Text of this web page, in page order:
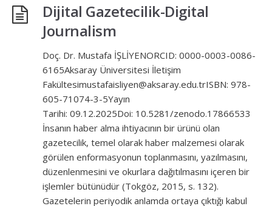
Dijital Gazetecilik-Digital
Journalism
Doç. Dr. Mustafa İŞLİYENORCID: 0000-0003-0086-
6165Aksaray Üniversitesi İletişim
Fakültesimustafaisliyen@aksaray.edu.trISBN: 978-
605-71074-3-5Yayın
Tarihi: 09.12.2025Doi: 10.5281/zenodo.17866533
İnsanın haber alma ihtiyacının bir ürünü olan
gazetecilik, temel olarak haber malzemesi olarak
görülen enformasyonun toplanmasını, yazılmasını,
düzenlenmesini ve okurlara dağıtılmasını içeren bir
işlemler bütünüdür (Tokgöz, 2015, s. 132).
Gazetelerin periyodik anlamda ortaya çıktığı kabul